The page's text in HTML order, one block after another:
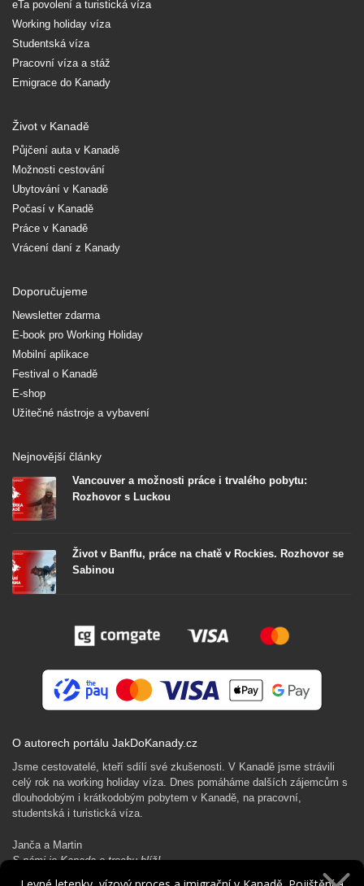
eTa povolení a turistická víza
Working holiday víza
Studentská víza
Pracovní víza a stáž
Emigrace do Kanady
Život v Kanadě
Půjčení auta v Kanadě
Možnosti cestování
Ubytování v Kanadě
Počasí v Kanadě
Práce v Kanadě
Vrácení daní z Kanady
Doporučujeme
Newsletter zdarma
E-book pro Working Holiday
Mobilní aplikace
Festival o Kanadě
E-shop
Užitečné nástroje a vybavení
Nejnovější články
Vancouver a možnosti práce i trvalého pobytu:
Rozhovor s Luckou
Život v Banffu, práce na chatě v Rockies. Rozhovor se
Sabinou
O autorech portálu JakDoKanady.cz
Jsme cestovatelé, kteří sdílí své zkušenosti. V Kanadě jsme strávili
celý rok na working holiday víza. Dnes pomáháme dalších zájemcům s
dlouhodobým i krátkodobým pobytem v Kanadě, na pracovní,
studentská i turistická víza.
Janča a Martin
S námi je Kanada o trochu blíž!